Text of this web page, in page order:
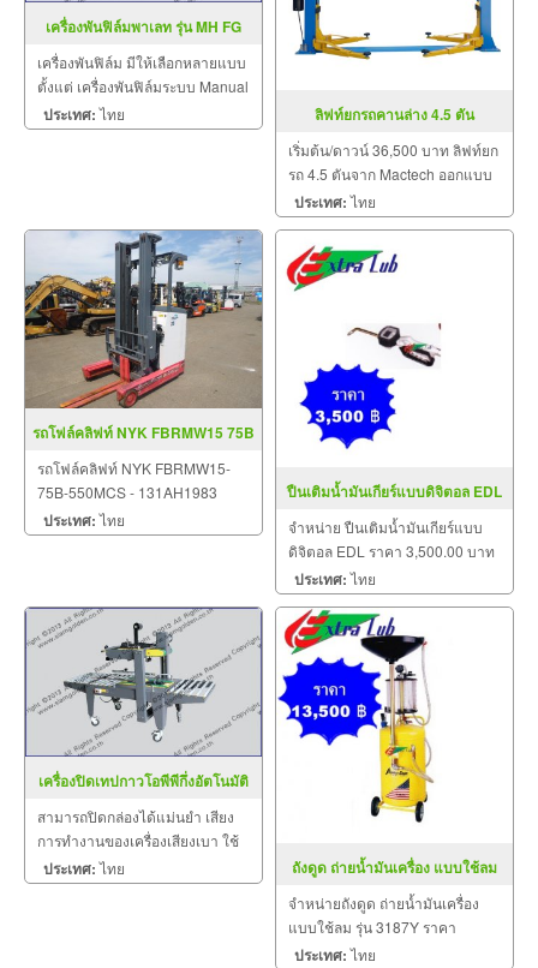
เครื่องพันฟิล์มพาเลท รุ่น MH FG
เครื่องพันฟิล์ม มีให้เลือกหลายแบบ
ตั้งแต่ เครื่องพันฟิล์มระบบ Manual
เครื่องพันฟิล์มกึ่งอัตโนมัติ เครื่อง
พันฟิล์มแบบรถวิ่ง
ประเทศ:ไทย ลิฟท์ยกรถคานล่าง 4.5 ตัน
เริ่มต้น/ดาวน์ 36,500 บาท ลิฟท์ยก
รถ 4.5 ตันจาก Mactech ออกแบบ
มาเพื่อมอบประสิทธิภาพสูงสุดใน
การยกรถสำหรับโรงซ่อมรถยนต์
ทุกขนาด ด้วยความจุสูงถึง 4500
กิโลกรัม คุณสามารถยกรถยนต์ทุก
ประเภทได้อย่างง่ายดายและป
ประเทศ:ไทย
รถโฟล์คลิฟท์ NYK FBRMW15 75B
550MCS 131AH1983
รถโฟล์คลิฟท์ NYK FBRMW15-
75B-550MCS - 131AH1983
5.5m View Triplex Mast PS with
Charger 48V/320AH 1070mm
ประเทศ:ไทย
ปืนเติมน้ำมันเกียร์แบบดิจิตอล EDL
จำหน่าย ปืนเติมน้ำมันเกียร์แบบ
ดิจิตอล EDL ราคา 3,500.00 บาท
ประเทศ:ไทย
เครื่องปิดเทปกาวโอพีพีกึ่งอัตโนมัติ
สามารถปิดกล่องได้แม่นยำ เสียง
การทำงานของเครื่องเสียงเบา ใช้
งานทนทาน (อายุการใช้งานของ
เครื่องยาวนาน) ใช้งานทนทาน
ประเทศ:ไทย
ถังดูด ถ่ายน้ำมันเครื่อง แบบใช้ลม
รุ่น 3187Y
จำหน่ายถังดูด ถ่ายน้ำมันเครื่อง
แบบใช้ลม รุ่น 3187Y ราคา
13,500.00 บาท
ประเทศ:ไทย